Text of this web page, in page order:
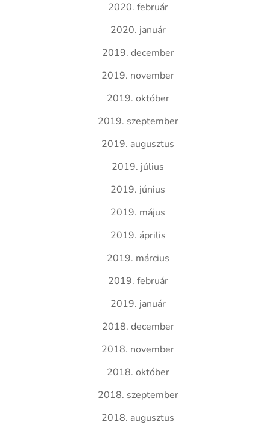
2020. február
2020. január
2019. december
2019. november
2019. október
2019. szeptember
2019. augusztus
2019. július
2019. június
2019. május
2019. április
2019. március
2019. február
2019. január
2018. december
2018. november
2018. október
2018. szeptember
2018. augusztus